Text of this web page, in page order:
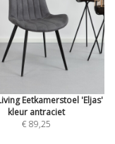
Eetkamerstoel 'Eljas'
kleur antraciet
€ 89,25